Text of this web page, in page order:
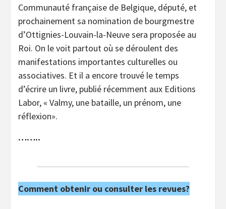
Communauté française de Belgique, député, et
prochainement sa nomination de bourgmestre
d’Ottignies-Louvain-la-Neuve sera proposée au
Roi. On le voit partout où se déroulent des
manifestations importantes culturelles ou
associatives. Et il a encore trouvé le temps
d’écrire un livre, publié récemment aux Editions
Labor, « Valmy, une bataille, un prénom, une
réflexion».
……..
Comment obtenir ou consulter les revues?